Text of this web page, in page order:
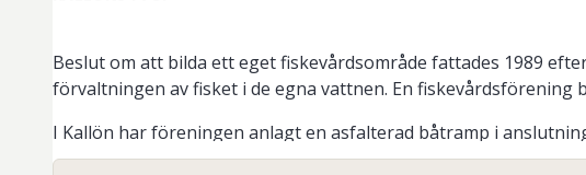
Beslut om att bilda ett eget fiskevårdsområde fattades 1989
förvaltningen av fisket i de egna vattnen. En fiskevårdsförening
I Kallön har föreningen anlagt en asfalterad båtramp i
trivselanläggningarna på västra Skvecke.